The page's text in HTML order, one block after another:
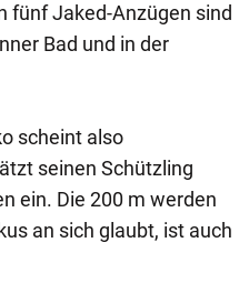
fünf Jaked-Anzügen sind
Bad und in der
scheint also
seinen Schützling
ein. Die 200 m werden
an sich glaubt, ist auch